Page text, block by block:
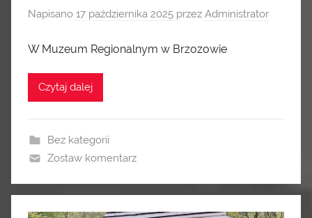
Napisano 17 października 2025 przez Administrator
W Muzeum Regionalnym w Brzozowie
Czytaj dalej
Bez kategorii
Zostaw komentarz